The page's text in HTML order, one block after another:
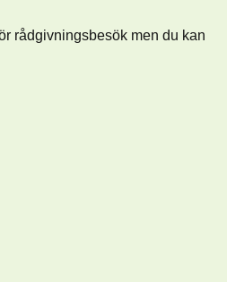
rådgivningsbesök men du kan